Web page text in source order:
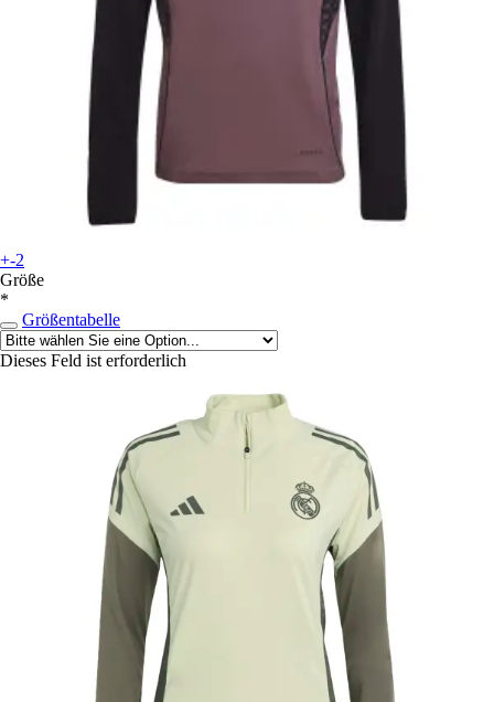
+-2
Größe
*
Größentabelle
Dieses Feld ist erforderlich